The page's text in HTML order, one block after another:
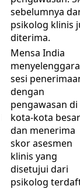
sebelumnya
psikolog klinis
diterima.
Mensa India
sesi
dengan
pengawasan di
kota-kota besar
dan menerima
skor asesmen
klinis yang
disetujui dari
psikolog